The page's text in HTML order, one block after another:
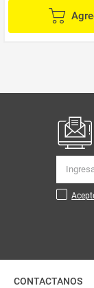
CONTACTANOS